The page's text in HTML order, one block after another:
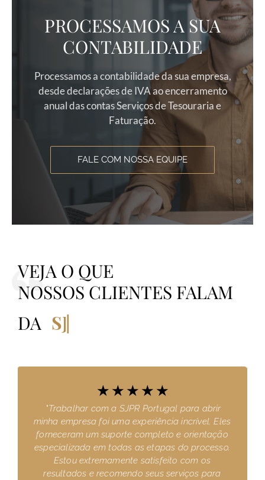
PROCESSAMOS A SUA
CONTABILIDADE
Processamos a contabilidade da sua empresa,
desde declarações de IVA ao encerramento
anual das contas Serviços de Tesouraria e
Faturação.
FALE COM NOSSA EQUIPE
VEJA O QUE
NOSSOS CLIENTES FALAM
DA SJPR
☆ ☆ ☆ ☆ ☆
"Trabalhar com a SJPR Portugal para abrir
minha empresa foi uma experiência incrível. Eles
forneceram um suporte completo e orientação
especializada em todas as etapas do processo.
Estou extremamente satisfeito com os
resultados e recomendo seus serviços para